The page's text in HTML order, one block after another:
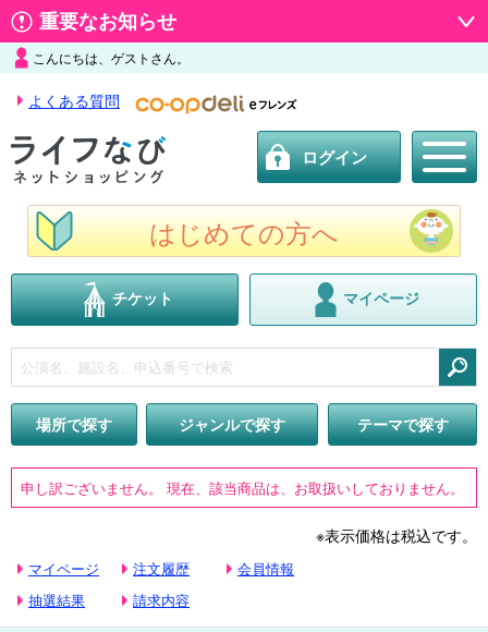
重要なお知らせ
こんにちは、ゲストさん。
よくある質問
ログイン
はじめての方へ
チケット マイページ
場所で探す
ジャンルで探す テーマで探す
申し訳ございません。 現在、該当商品は、お取扱いしておりません。
※表示価格は税込です。
マイページ 注文履歴
会員情報
抽選結果
請求内容